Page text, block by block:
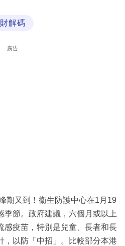
解碼
廣告
期又到！衞生防護中心在1月19
季節。政府建議，六個月或以上
感疫苗，特別是兒童、長者和長
，以防「中招」。比較部分本港